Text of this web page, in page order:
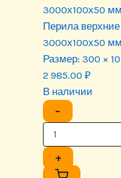
3000х100х50 мм
Перила
3000х100х50 мм
Размер: 300 ×
2 985.00 ₽
В наличии
−
+